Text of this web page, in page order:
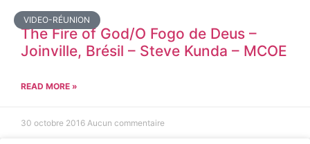
VIDEO-RÉUNION
The Fire of God/O Fogo de Deus –
Joinville, Brésil – Steve Kunda – MCOE
READ MORE »
30 octobre 2016 Aucun commentaire